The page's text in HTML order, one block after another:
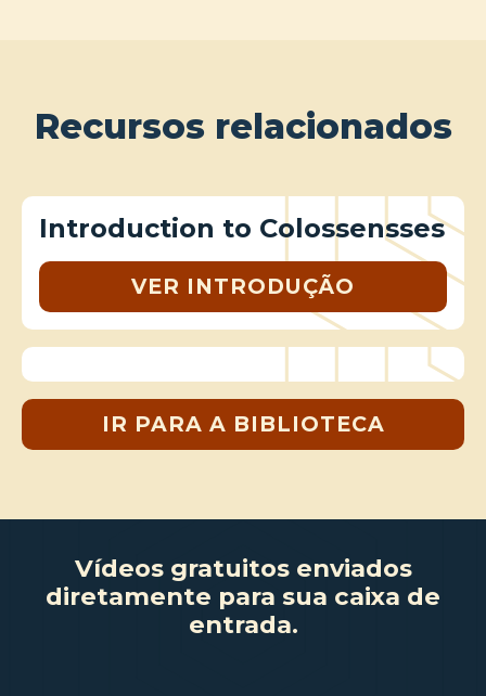
Recursos relacionados
Introduction to Colossensses
VER INTRODUÇÃO
IR PARA A BIBLIOTECA
Vídeos gratuitos enviados
diretamente para sua caixa de
entrada.